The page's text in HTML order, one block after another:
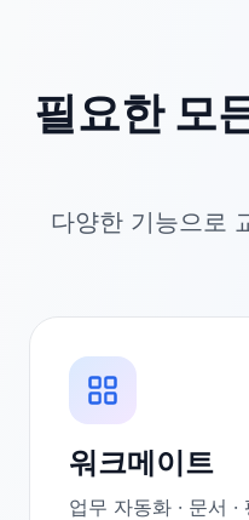
필요한 모
다양한 기능으로
워크메이트
업무 자동화 · 문서 ·